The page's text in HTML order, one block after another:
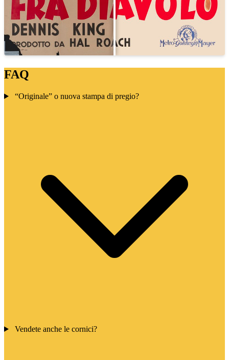
FAQ
“Originale” o nuova stampa di pregio?
Vendete anche le cornici?